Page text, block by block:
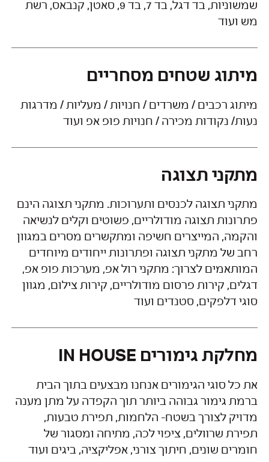
שמשוניות, בד דגל, בד 7, בד 9, סאטן, קנבאס, רשת
מש ועוד
מיתוג שטחים מסחריים
מיתוג רכבים / משרדים / חנויות / מעליות / מדרגות
נעות/ נקודות מכירה / חנויות פופ אפ ועוד
מתקני תצוגה
מתקני תצוגה לכנסים ותערוכות. מתקני תצוגה הינם
פתרונות תצוגה מודולריים, פשוטים וקלים לנשיאה
והקמה, המייצרים חשיפה ומתקשרים מסרים במגוון
רחב של מתקני תצוגה ופתרונות ייחודים מיוחדים
המותאמים לצרוך: מתקני רול אפ, מערכות פופ אפ,
דגלים, קירות פרסום מודולריים, קירות צילום, מגוון
סוגי דלפקים, סטנדים ועוד
מחלקת גימורים IN HOUSE
את כל סוגי הגימורים אנחנו מבצעים בתוך הבית
ברמת גימור גבוהה ביותר תוך הקפדה על מתן מענה
מדויק לצורך בשטח- הלחמות, תפירת טבעות,
תפירת שרוולים, ציפוי לכה, מתיחה ומסגור של
חומרים שונים, חיתוך צורני, אפליקציה, ביגים ועוד